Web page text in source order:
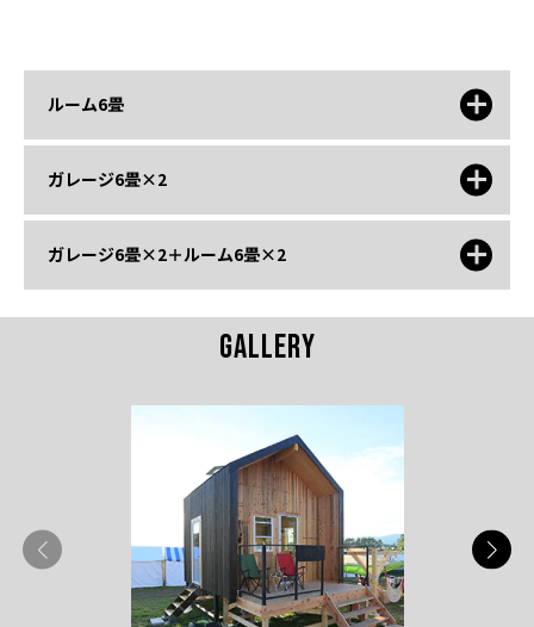
ルーム6畳
ガレージ6畳×2
ガレージ6畳×2＋ルーム6畳×2
GALLERY